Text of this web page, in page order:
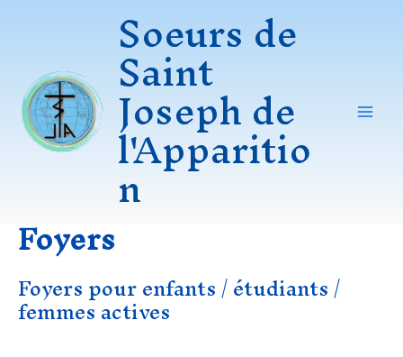
Soeurs de
Saint
Joseph de
l'Apparitio
n
Foyers
Foyers pour enfants / étudiants /
femmes actives